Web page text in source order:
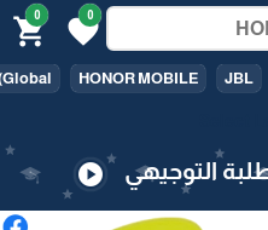
0
favorite
0
shopping_cart
HONOR MOBILE JBL
التوجيهي play_circle